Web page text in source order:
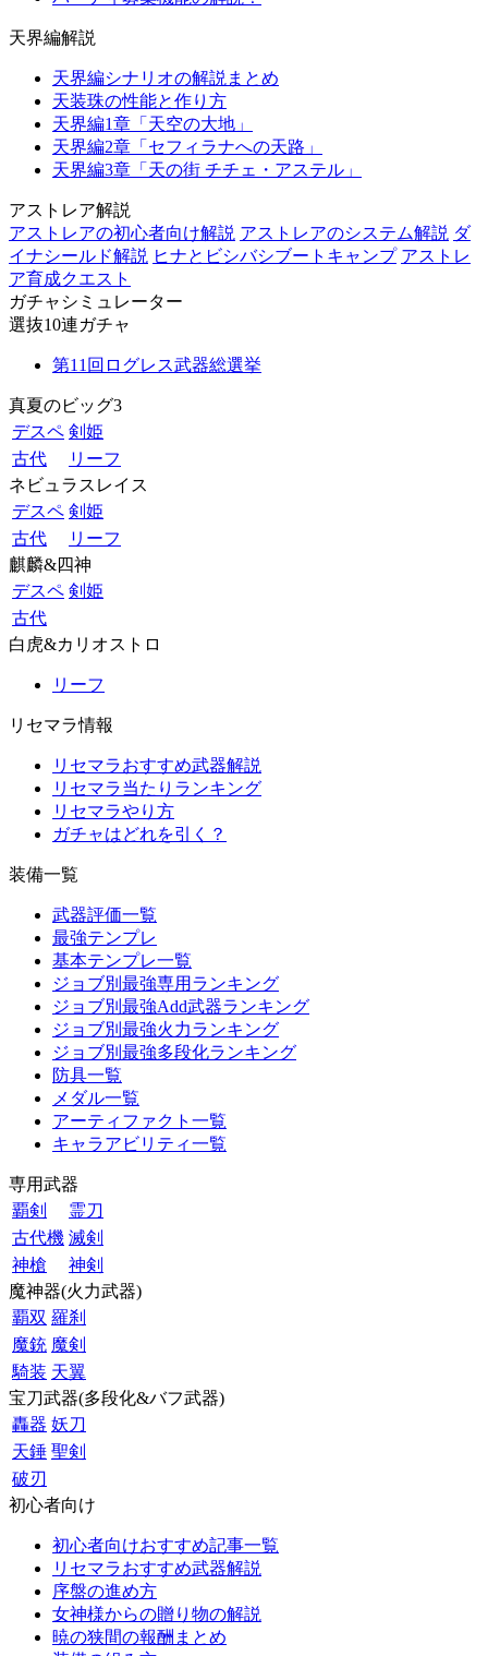
天界編解説
天界編シナリオの解説まとめ
天装珠の性能と作り方
天界編1章「天空の大地」
天界編2章「セフィラナへの天路」
天界編3章「天の街 チチェ・アステル」
アストレア解説
アストレアの初心者向け解説 アストレアのシステム解説 ダ
イナシールド解説 ヒナとビシバシブートキャンプ アストレ
ア育成クエスト
ガチャシミュレーター
選抜10連ガチャ
第11回ログレス武器総選挙
真夏のビッグ3
デスペ 剣姫
古代
リーフ
ネビュラスレイス
デスペ 剣姫
古代
リーフ
麒麟&四神
デスペ 剣姫
古代
白虎&カリオストロ
リーフ
リセマラ情報
リセマラおすすめ武器解説
リセマラ当たりランキング
リセマラやり方
ガチャはどれを引く？
装備一覧
武器評価一覧
最強テンプレ
基本テンプレ一覧
ジョブ別最強専用ランキング
ジョブ別最強Add武器ランキング
ジョブ別最強火力ランキング
ジョブ別最強多段化ランキング
防具一覧
メダル一覧
アーティファクト一覧
キャラアビリティ一覧
専用武器
覇剣
霊刀
古代機 滅剣
神槍
神剣
魔神器(火力武器)
覇双 羅刹
魔銃 魔剣
騎装 天翼
宝刀武器(多段化&バフ武器)
轟器 妖刀
天錘 聖剣
破刃
初心者向け
初心者向けおすすめ記事一覧
リセマラおすすめ武器解説
序盤の進め方
女神様からの贈り物の解説
暁の狭間の報酬まとめ